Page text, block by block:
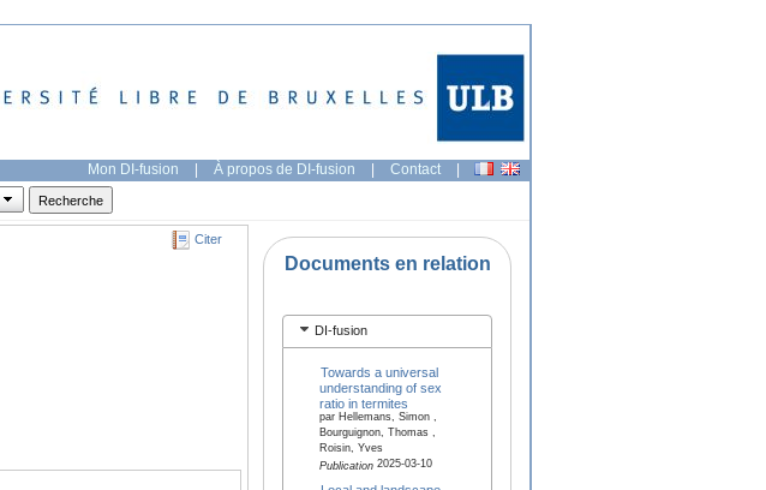
Mon DI-fusion | À propos de DI-fusion | Contact |
Citer
Documents en relation
DI-fusion
Towards a universal
understanding of sex
ratio in termites
par Hellemans, Simon ,
Bourguignon, Thomas ,
Roisin, Yves
Publication2025-03-10